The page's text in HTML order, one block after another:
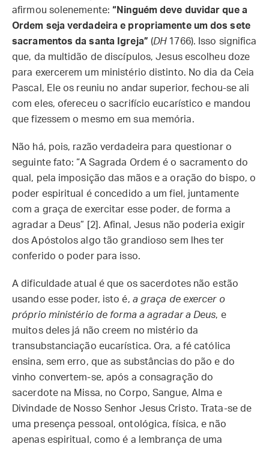
afirmou solenemente:“Ninguém deve duvidar que a
Ordem seja verdadeira e propriamente um dos sete
sacramentos da santa Igreja” (DH1766). Isso significa
que, da multidão de discípulos, Jesus escolheu doze
para exercerem um ministério distinto. No dia da Ceia
Pascal, Ele os reuniu no andar superior, fechou-se ali
com eles, ofereceu o sacrifício eucarístico e mandou
que fizessem o mesmo em sua memória.
Não há, pois, razão verdadeira para questionar o
seguinte fato: “A Sagrada Ordem é o sacramento do
qual, pela imposição das mãos e a oração do bispo, o
poder espiritual é concedido a um fiel, juntamente
com a graça de exercitar esse poder, de forma a
agradar a Deus” [2]. Afinal, Jesus não poderia exigir
dos Apóstolos algo tão grandioso sem lhes ter
conferido o poder para isso.
A dificuldade atual é que os sacerdotes não estão
usando esse poder, isto é, a graça de exercer o
próprio ministério de forma a agradar a Deus, e
muitos deles já não creem no mistério da
transubstanciação eucarística. Ora, a fé católica
ensina, sem erro, que as substâncias do pão e do
vinho convertem-se, após a consagração do
sacerdote na Missa, no Corpo, Sangue, Alma e
Divindade de Nosso Senhor Jesus Cristo. Trata-se de
uma presença pessoal, ontológica, física, e não
apenas espiritual, como é a lembrança de uma